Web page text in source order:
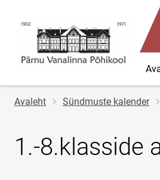
Jälglink
Avaleht Sündmuste kalender
1.-8.klasside